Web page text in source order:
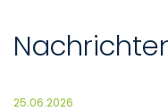
25.06.2026